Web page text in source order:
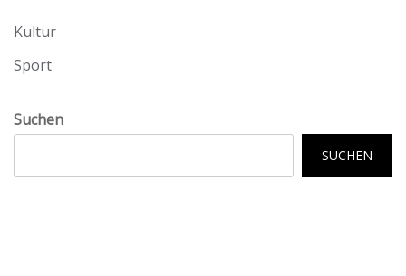
Kultur
Sport
Suchen
SUCHEN